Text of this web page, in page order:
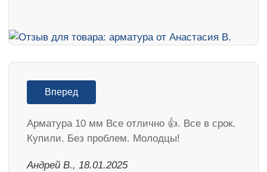
Вперед
Арматура 10 мм Все отлично 👍. Все в срок.
Купили. Без проблем. Молодцы!
Андрей В., 18.01.2025